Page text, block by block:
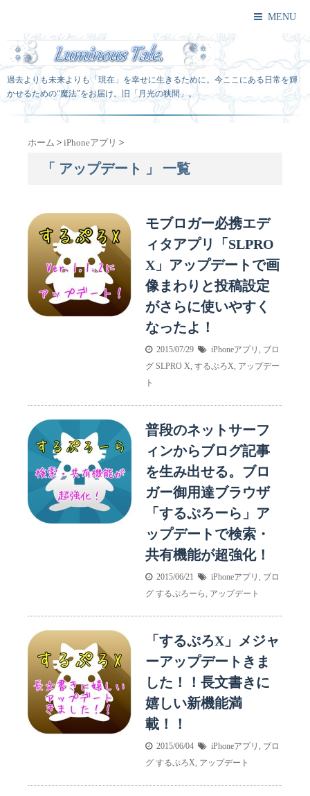
MENU
過去よりも未来よりも「現在」を幸せに生きるために。今ここにある日常を輝
かせるための“魔法”をお届け。旧「月光の狭間」。
ホーム > iPhoneアプリ >
「 アップデート 」 一覧
モブロガー必携エデ
ィタアプリ「SLPRO
X」アップデートで画
像まわりと投稿設定
がさらに使いやすく
なったよ！
2015/07/29 iPhoneアプリ , ブロ
グ SLPRO X, するぷろX, アップデー
ト
普段のネットサーフ
ィンからブログ記事
を生み出せる。ブロ
ガー御用達ブラウザ
「するぷろーら」ア
ップデートで検索・
共有機能が超強化！
2015/06/21 iPhoneアプリ , ブロ
グ するぷろーら, アップデート
「するぷろX」メジャ
ーアップデートきま
した！！長文書きに
嬉しい新機能満
載！！
2015/06/04 iPhoneアプリ , ブロ
グ するぷろX, アップデート